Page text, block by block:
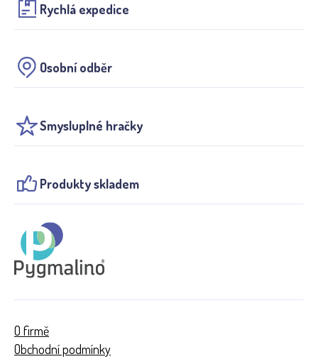
Rychlá expedice
Osobní odběr
Smysluplné hračky
Produkty skladem
O firmě
Obchodní podmínky